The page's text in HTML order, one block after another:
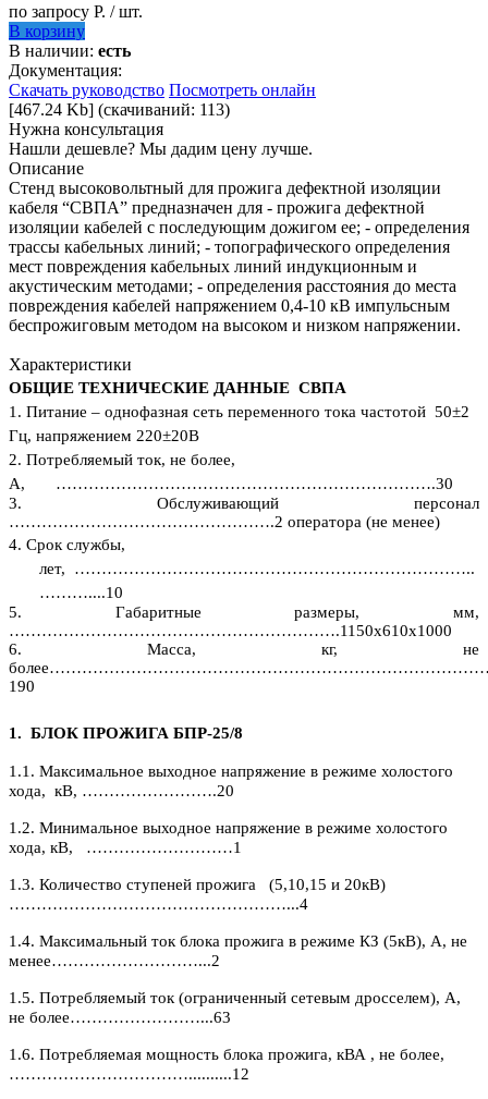
по запросу Р. / шт.
В корзину
В наличии: есть
Документация:
Скачать руководство Посмотреть онлайн
[467.24 Kb] (cкачиваний: 113)
Нужна консультация
Нашли дешевле? Мы дадим цену лучше.
Описание
Стенд высоковольтный для прожига дефектной изоляции
кабеля “СВПА” предназначен для - прожига дефектной
изоляции кабелей с последующим дожигом ее; - определения
трассы кабельных линий; - топографического определения
мест повреждения кабельных линий индукционным и
акустическим методами; - определения расстояния до места
повреждения кабелей напряжением 0,4-10 кВ импульсным
беспрожиговым методом на высоком и низком напряжении.
Характеристики
ОБЩИЕ ТЕХНИЧЕСКИЕ ДАННЫЕ СВПА
1. Питание – однофазная сеть переменного тока частотой 50±2
Гц, напряжением 220±20В
2. Потребляемый ток, не более,
А, …………………………………………………………….30
3. Обслуживающий персонал
………………………………………….2 оператора (не менее)
4. Срок службы,
лет, ………………………………………………………………..
………....10
5. Габаритные размеры, мм,
…………………………………………………….1150х610х1000
6. Масса, кг, не
190
1. БЛОК ПРОЖИГА БПР-25/8
1.1. Максимальное выходное напряжение в режиме холостого
хода, кВ, …………………….20
1.2. Минимальное выходное напряжение в режиме холостого
хода, кВ, ………………………1
1.3. Количество ступеней прожига (5,10,15 и 20кВ)
……………………………………………...4
1.4. Максимальный ток блока прожига в режиме КЗ (5кВ), А, не
менее………………………...2
1.5. Потребляемый ток (ограниченный сетевым дросселем), А,
не более……………………...63
1.6. Потребляемая мощность блока прожига, кВА , не более,
……………………………..........12